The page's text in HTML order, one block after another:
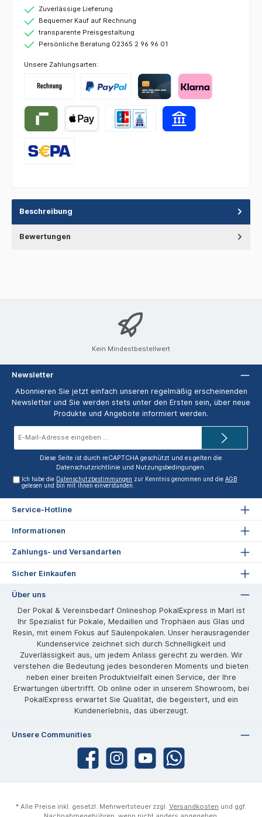
Zuverlässige Lieferung
Bequemer Kauf auf Rechnung
transparente Preisgestaltung
Persönliche Beratung 02365 2 96 96 01
Unsere Zahlungsarten:
Beschreibung
Bewertungen
Kein Mindestbestellwert
Newsletter
Abonnieren Sie jetzt einfach unseren regelmäßig erscheinenden
Newsletter und Sie werden stets unter den Ersten sein, über neue
Produkte und Angebote informiert werden.
Diese Seite ist durch reCAPTCHA geschützt und es gelten die
Datenschutzrichtlinie und Nutzungsbedingungen.
Ich habe die Datenschutzbestimmungen zur Kenntnis genommen und dieAGB
gelesen und bin mit ihnen einverstanden.
Service-Hotline
Informationen
Zahlungs- und Versandarten
Sicher Einkaufen
Über uns
Der Pokal & Vereinsbedarf Onlineshop PokalExpress in Marl ist
Ihr Spezialist für Pokale, Medaillen und Trophäen aus Glas und
Resin, mit einem Fokus auf Säulenpokalen. Unser herausragender
Kundenservice zeichnet sich durch Schnelligkeit und
Zuverlässigkeit aus, um jedem Anlass gerecht zu werden. Wir
verstehen die Bedeutung jedes besonderen Moments und bieten
neben einer breiten Produktvielfalt einen Service, der Ihre
Erwartungen übertrifft. Ob online oder in unserem Showroom, bei
PokalExpress erwartet Sie Qualität, die begeistert, und ein
Kundenerlebnis, das überzeugt.
Unsere Communities
* Alle Preise inkl. gesetzl. Mehrwertsteuer zzgl. Versandkosten und ggf.